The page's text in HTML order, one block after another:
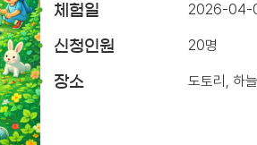
체험일 2026-04-
신청인원 20명
장소 도토리, 하